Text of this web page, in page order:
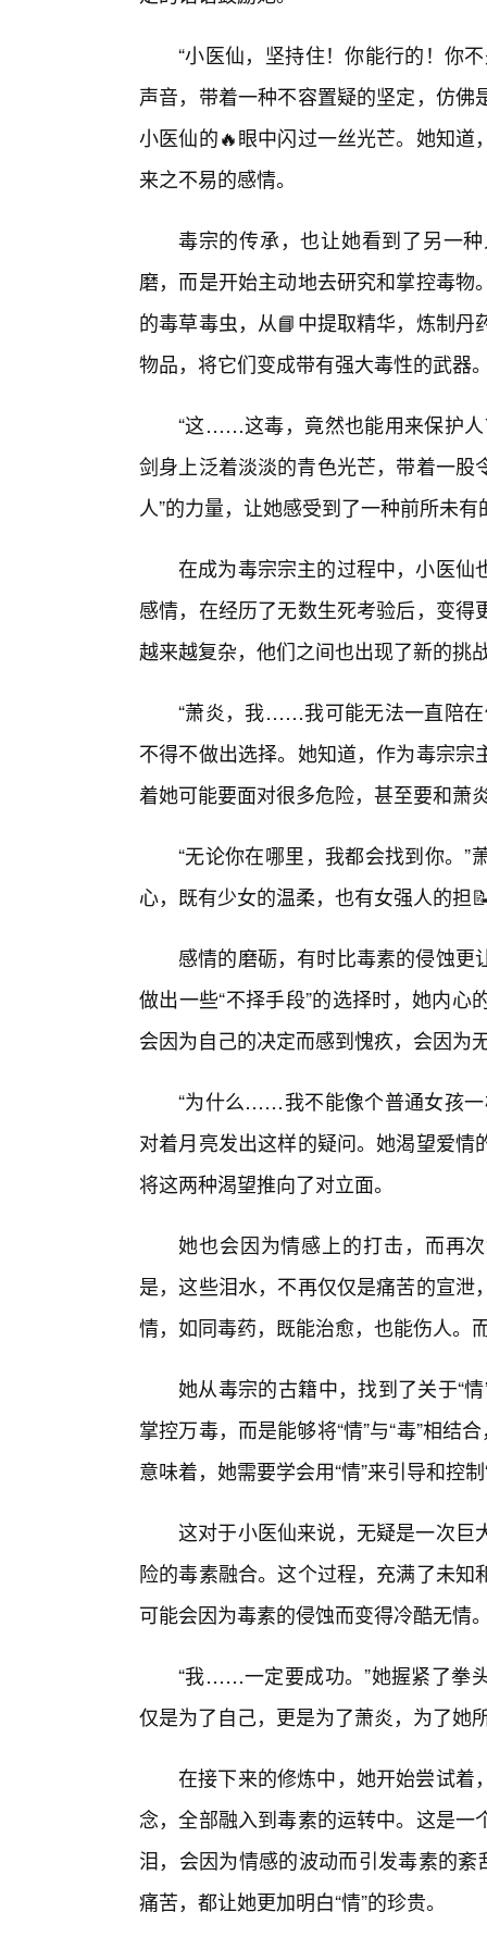
“小医仙，坚持住！你能行的！你
声音，带着一种不容置疑的坚定，仿
小医仙的🔥眼中闪过一丝光芒。她知
来之不易的感情。
毒宗的传承，也让她看到了另一
磨，而是开始主动地去研究和掌控毒
的毒草毒虫，从📘中提取精华，炼制
物品，将它们变成带有强大毒性的武器
“这……这毒，竟然也能用来保护人
剑身上泛着淡淡的青色光芒，带着一股
人”的力量，让她感受到了一种前所未有
在成为毒宗宗主的过程中，小医仙
感情，在经历了无数生死考验后，变
越来越复杂，他们之间也出现了新的挑
“萧炎，我……我可能无法一直陪在
不得不做出选择。她知道，作为毒宗
着她可能要面对很多危险，甚至要和萧
“无论你在哪里，我都会找到你。
心，既有少女的温柔，也有女强人的担
感情的磨砺，有时比毒素的侵蚀
做出一些“不择手段”的选择时，她内
会因为自己的决定而感到愧疚，会因为
“为什么……我不能像个普通女孩一
对着月亮发出这样的疑问。她渴望爱
将这两种渴望推向了对立面。
她也会因为情感上的打击，而再
是，这些泪水，不再仅仅是痛苦的宣
情，如同毒药，既能治愈，也能伤人。
她从毒宗的古籍中，找到了关于“
掌控万毒，而是能够将“情”与“毒”相结
意味着，她需要学会用“情”来引导和控制
这对于小医仙来说，无疑是一次巨
险的毒素融合。这个过程，充满了未
可能会因为毒素的侵蚀而变得冷酷无情
“我……一定要成功。”她握紧了拳
仅是为了自己，更是为了萧炎，为了她
在接下来的修炼中，她开始尝试着
念，全部融入到毒素的运转中。这是
泪，会因为情感的波动而引发毒素的
痛苦，都让她更加明白“情”的珍贵。